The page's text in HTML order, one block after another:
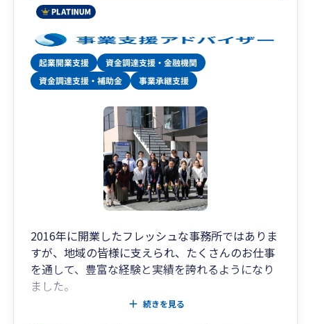
2016年に開業したフレッシュな事務所ではありま
すが、地域の皆様に支えられ、たくさんのお仕事
を通して、豊富な経験と実績を誇れるようになり
ました。
2020年には法人化を図り、より地域の皆様へお仕
続きを見る